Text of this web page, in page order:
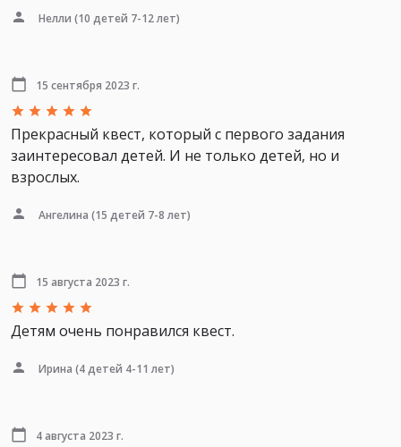
Нелли (10 детей 7-12 лет)
15 сентября 2023 г.
Прекрасный квест, который с первого задания
заинтересовал детей. И не только детей, но и
взрослых.
Ангелина (15 детей 7-8 лет)
15 августа 2023 г.
Детям очень понравился квест.
Ирина (4 детей 4-11 лет)
4 августа 2023 г.